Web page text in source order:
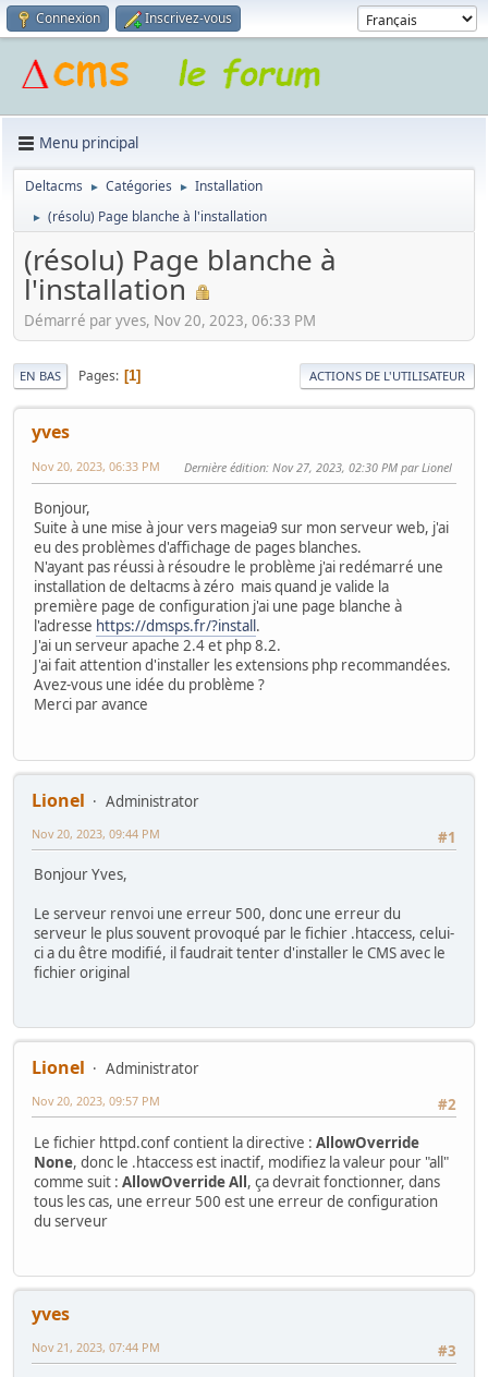
Connexion Inscrivez-vous
Menu principal
Deltacms ► Catégories ► Installation
► (résolu) Page blanche à l'installation
(résolu) Page blanche à
l'installation
Démarré par yves, Nov 20, 2023, 06:33 PM
EN BAS Pages 1 ACTIONS DE L'UTILISATEUR
yves
Nov 20, 2023, 06:33 PM Dernière édition: Nov 27, 2023, 02:30 PM par Lionel
Bonjour,
Suite à une mise à jour vers mageia9 sur mon serveur web, j'ai
eu des problèmes d'affichage de pages blanches.
N'ayant pas réussi à résoudre le problème j'ai redémarré une
installation de deltacms à zéro mais quand je valide la
première page de configuration j'ai une page blanche à
l'adresse https://dmsps.fr/?install .
J'ai un serveur apache 2.4 et php 8.2.
J'ai fait attention d'installer les extensions php recommandées.
Avez-vous une idée du problème ?
Merci par avance
Lionel
Administrator
#1
Nov 20, 2023, 09:44 PM
Bonjour Yves,
Le serveur renvoi une erreur 500, donc une erreur du
serveur le plus souvent provoqué par le fichier .htaccess, celui-
ci a du être modifié, il faudrait tenter d'installer le CMS avec le
fichier original
Lionel
Administrator
#2
Nov 20, 2023, 09:57 PM
Le fichier httpd.conf contient la directive : AllowOverride
None, donc le .htaccess est inactif, modifiez la valeur pour "all"
comme suit : AllowOverride All, ça devrait fonctionner, dans
tous les cas, une erreur 500 est une erreur de configuration
du serveur
yves
#3
Nov 21, 2023, 07:44 PM